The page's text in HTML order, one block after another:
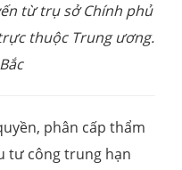
từ trụ sở Chính phủ
thuộc Trung ương.
phân cấp thẩm
tư công trung hạn